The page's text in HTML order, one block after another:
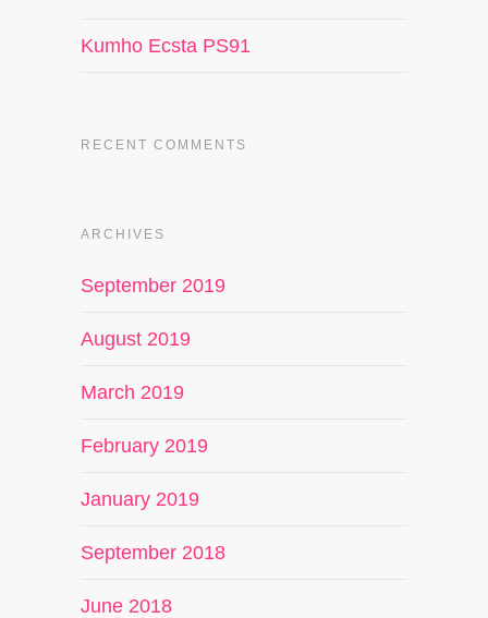
Kumho Ecsta PS91
RECENT COMMENTS
ARCHIVES
September 2019
August 2019
March 2019
February 2019
January 2019
September 2018
June 2018